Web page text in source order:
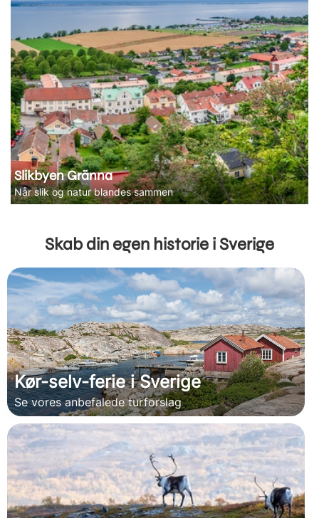
Slikbyen Gränna
Når slik og natur blandes sammen
Skab din egen historie i Sverige
Kør-selv-ferie i Sverige
Se vores anbefalede turforslag